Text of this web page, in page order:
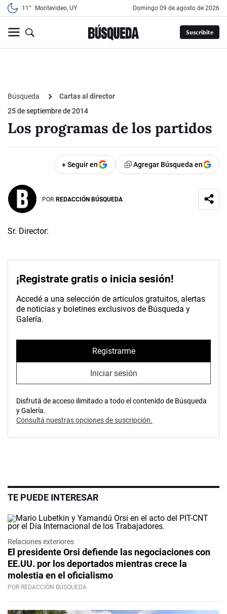
11° Montevideo, UY domingo 09 de agosto de 2026
Suscribite
Búsqueda
Cartas al director
25 de septiembre de 2014
Los programas de los partidos
+ Seguir en Agregar Búsqueda en
POR REDACCIÓN BÚSQUEDA
Sr. Director:
¡Registrate gratis o inicia sesión!
Accedé a una selección de artículos gratuitos, alertas
de noticias y boletines exclusivos de Búsqueda y
Galería.
Registrarme
Iniciar sesión
Disfrutá de acceso ilimitado a todo el contenido de Búsqueda
y Galería.
Consultá nuestras opciones de suscripción.
TE PUEDE INTERESAR
Relaciones exteriores
El presidente Orsi defiende las negociaciones con
EE.UU. por los deportados mientras crece la
molestia en el oficialismo
POR REDACCIÓN BÚSQUEDA